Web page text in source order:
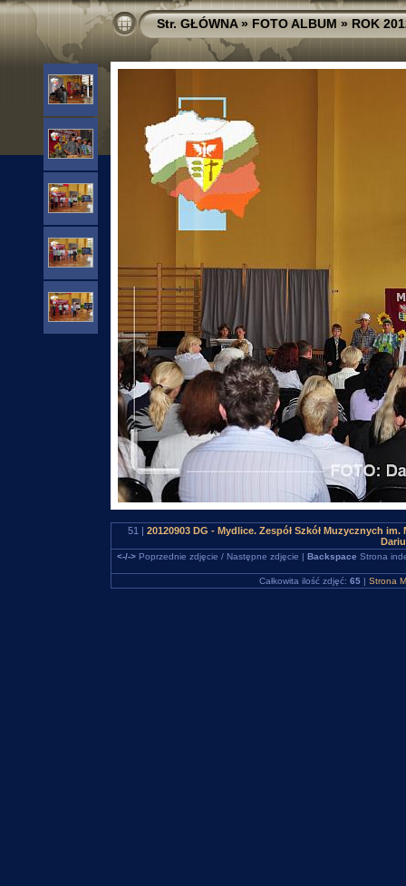
Str. GŁÓWNA»FOTO ALBUM»ROK
51 | 20120903 DG - Mydlice. Zespół Szkół Muzycznych
<-/->Poprzednie zdjęcie / Następne zdjęcie | Backspace Strona
Całkowita ilość zdjęć: 65 | Strona